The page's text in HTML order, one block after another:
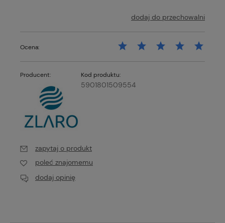
dodaj do przechowalni
Ocena:
Producent: Kod produktu:
5901801509554
zapytaj o produkt
poleć znajomemu
dodaj opinię